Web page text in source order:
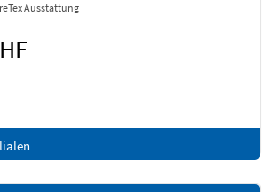
Ausstattung